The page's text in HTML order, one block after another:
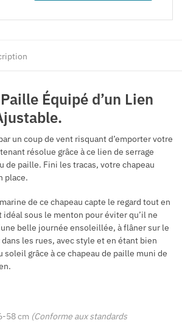
Équipé d’un Lien
un coup de vent risquant d’emporter votre
résolue grâce à ce lien de serrage
de paille. Fini les tracas, votre chapeau
place.
de ce chapeau capte le regard tout en
sous le menton pour éviter qu’il ne
belle journée ensoleillée, à flâner sur le
les rues, avec style et en étant bien
soleil grâce à ce chapeau de paille muni de
58 cm (Conforme aux standards